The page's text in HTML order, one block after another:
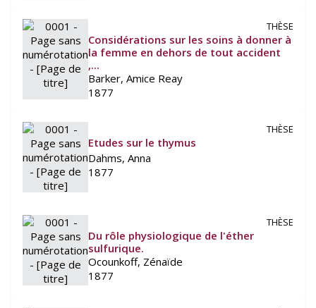
THÈSE
Considérations sur les soins à donner à
la femme en dehors de tout accident
,...
Barker, Amice Reay
1877
THÈSE
Etudes sur le thymus
Dahms, Anna
1877
THÈSE
Du rôle physiologique de l'éther
sulfurique.
Ocounkoff, Zénaïde
1877